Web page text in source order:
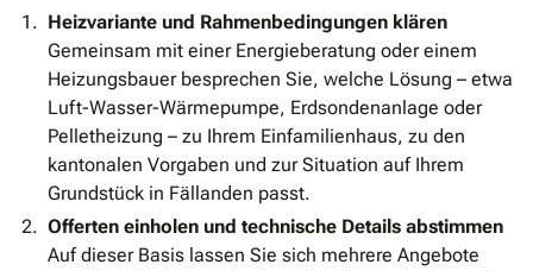
Heizvariante und Rahmenbedingungen klären
Gemeinsam mit einer Energieberatung oder einem
Heizungsbauer besprechen Sie, welche Lösung – etwa
Luft-Wasser-Wärmepumpe, Erdsondenanlage oder
Pelletheizung – zu Ihrem Einfamilienhaus, zu den
kantonalen Vorgaben und zur Situation auf Ihrem
Grundstück in Fällanden passt.
Offerten einholen und technische Details abstimmen
Auf dieser Basis lassen Sie sich mehrere Angebote